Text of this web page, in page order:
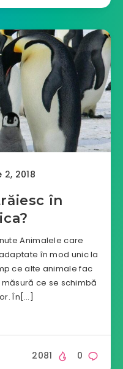
2018
în
Animalele care
în mod unic la
ce alte animale fac
ce se schimbă
În[…]
0
2081